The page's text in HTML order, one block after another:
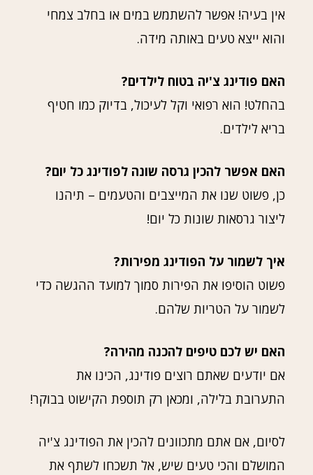
אין בעיה! אפשר להשתמש במים או בחלב צמחי
והוא ייצא טעים באותה מידה.
האם פודינג צ'יה בטוח לילדים?
בהחלט! הוא רפואי וקל לעיכול, בדיוק כמו חטיף
בריא לילדים.
האם אפשר להכין גרסה שונה לפודינג כל יום?
כן, פשוט שנו את המייצבים והטעמים – תיהנו
ליצור גרסאות שונות כל יום!
איך לשמור על הפודינג מפירות?
פשוט הוסיפו את הפירות סמוך למועד ההגשה כדי
לשמור על הטריות שלהם.
האם יש לכם טיפים להכנה מהירה?
אם יודעים שאתם רוצים פודינג, הכינו את
התערובת בלילה, ומכאן רק תוספת הקישוט בבוקר!
לסיום, אם אתם מתכוונים להכין את הפודינג צ'יה
המושלם והכי טעים שיש, אל תשכחו לשתף את